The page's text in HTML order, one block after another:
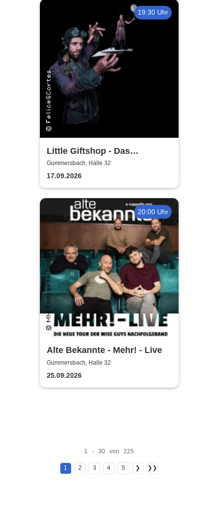
19:30 Uhr
Little Giftshop - Das
zauberhafte Antiquariat der
Geschichten
Gummersbach, Halle 32
17.09.2026
20:00 Uhr
Alte Bekannte - Mehr! - Live
Gummersbach, Halle 32
25.09.2026
1 - 30 von 225
1 2 3 4 5 ❯ ❯❯